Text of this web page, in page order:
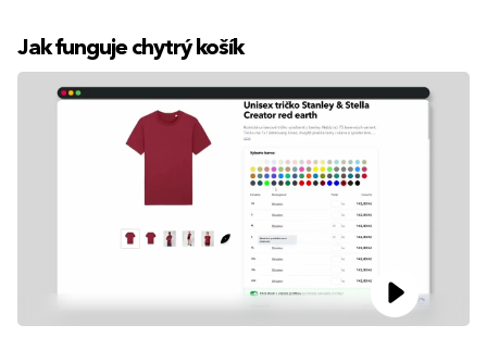
Jak funguje chytrý košík